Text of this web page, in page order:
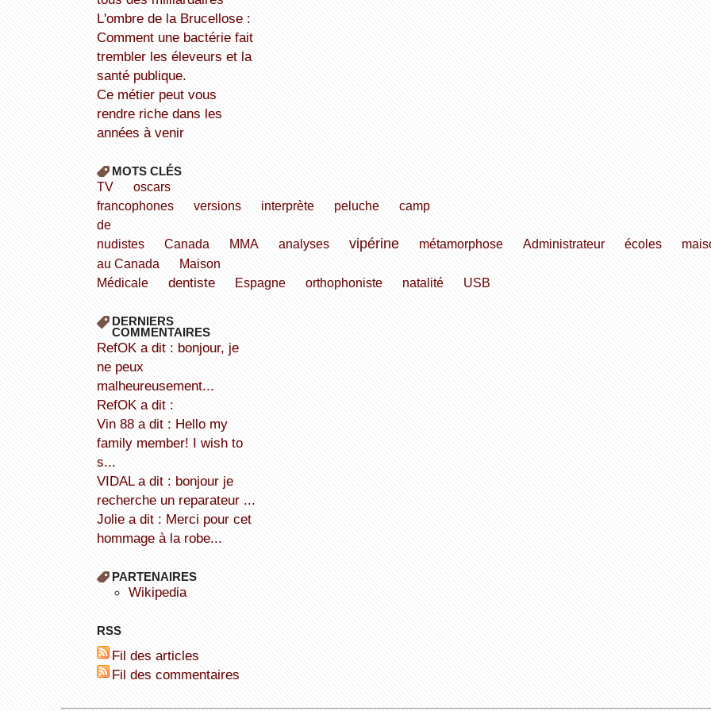
L'ombre de la Brucellose :
Comment une bactérie fait
trembler les éleveurs et la
santé publique.
Ce métier peut vous
rendre riche dans les
années à venir
MOTS CLÉS
TV
oscars
francophones
versions interprète peluche
camp
de
nudistes
Canada MMA analyses vipérine métamorphose Administrateur écoles
au Canada
Maison
Médicale
dentiste Espagne orthophoniste natalité USB
DERNIERS
COMMENTAIRES
refOK a dit : bonjour, je
ne peux
malheureusement...
refOK a dit :
Vin 88 a dit : Hello my
family member! I wish to
s...
VIDAL a dit : bonjour je
recherche un reparateur ...
Jolie a dit : Merci pour cet
hommage à la robe...
PARTENAIRES
wikipedia
RSS
Fil des articles
Fil des commentaires